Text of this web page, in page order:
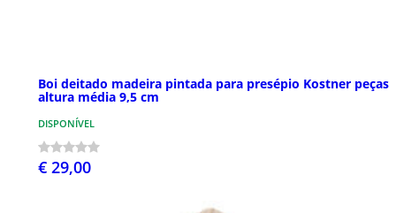
Boi deitado madeira pintada para presépio Kostner peças
altura média 9,5 cm
DISPONÍVEL
€ 29,00